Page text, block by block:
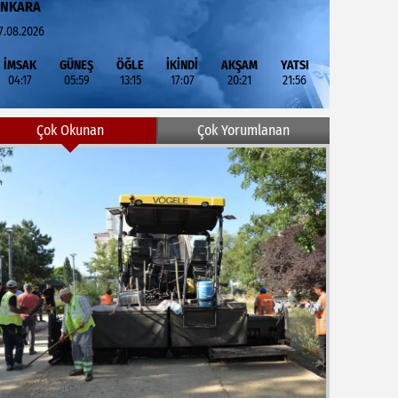
İMSAK
04:17
GÜNEŞ
05:59
ÖĞLE
13:15
İKİNDİ
17:07
AKŞAM
20:21
YATSI
21:56
Çok Okunan Çok Yorumlanan